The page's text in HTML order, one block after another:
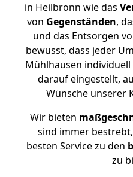
in Heilbronn wie das
von Gegenständen,
und das Entsorgen
bewusst, dass jeder
Mühlhausen
darauf eingestellt,
Wünsche unserer
Wir bieten
sind immer
besten Service zu den
zu